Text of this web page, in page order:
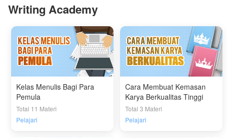
Writing Academy
Kelas Menulis Bagi Para
Pemula
Total 11 Materi
Pelajari
Cara Membuat Kemasan
Karya Berkualitas Tinggi
Total 3 Materi
Pelajari